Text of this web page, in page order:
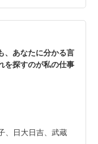
、あなたに分かる言
を探すのが私の仕事
、日大日吉、武蔵